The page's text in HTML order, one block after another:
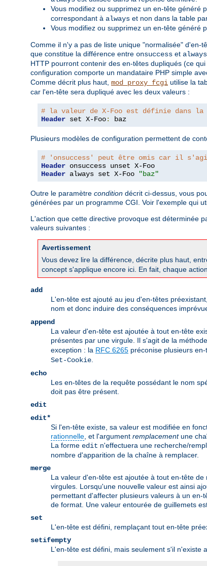
Vous modifiez ou supprimez un en-tête généré
correspondant à always et non dans la table
Vous modifiez ou supprimez un en-tête généré
Comme il n'y a pas de liste unique "normalisée" d'en-
que constitue la différence entre onsuccess et always
HTTP pourront contenir des en-têtes dupliqués (ce
configuration comporte un mandataire PHP simple
Comme décrit plus haut, mod_proxy_fcgi utilise la
car l'en-tête sera dupliqué avec les deux valeurs :
# la valeur de X-Foo est définie dans
Header set X-Foo: baz
Plusieurs modèles de configuration permettent de
# 'onsuccess' peut être omis car il
Header
Header always set X-Foo "baz"
Outre le paramètre condition décrit ci-dessus, vous
générées par un programme CGI. Voir l'exemple qui
L'action que cette directive provoque est déterminée
valeurs suivantes :
Avertissement
Vous devez lire la différence, décrite plus haut,
concept s'applique encore ici. En fait, chaque
add
L'en-tête est ajouté au jeu d'en-têtes
nom et donc induire des conséquences
append
La valeur d'en-tête est ajoutée à tout en-tête
présentes par une virgule. Il s'agit de la
exception : la RFC 6265 préconise plusieurs
Set-Cookie
echo
Les en-têtes de la requête possédant le nom
doit pas être présent.
edit
edit*
Si l'en-tête existe, sa valeur est modifiée en
rationnelle , et l'argument remplacementune
La forme edit n'effectuera une recherche/
nombre d'apparition de la chaîne à remplacer.
merge
La valeur d'en-tête est ajoutée à tout en-tête
virgules. Lorsqu'une nouvelle valeur est ainsi
permettant d'affecter plusieurs valeurs à un
de format. Une valeur entourée de guillemets
set
L'en-tête est défini, remplaçant tout en-tête
setifempty
L'en-tête est défini, mais seulement s'il n'existe